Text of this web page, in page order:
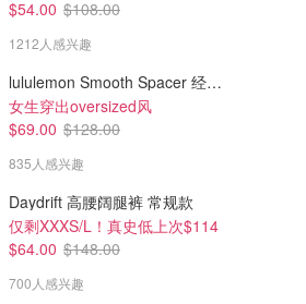
$54.00 $108.00
1212人感兴趣
lululemon Smooth Spacer 经典卫衣
女生穿出oversized风
$69.00 $128.00
835人感兴趣
Daydrift 高腰阔腿裤 常规款
仅剩XXXS/L！真史低上次$114
$64.00 $148.00
700人感兴趣